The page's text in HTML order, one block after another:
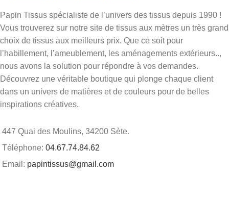
Papin Tissus spécialiste de l’univers des tissus depuis 1990 !
Vous trouverez sur notre site de tissus aux mètres un très grand
choix de tissus aux meilleurs prix. Que ce soit pour
l’habillement, l’ameublement, les aménagements extérieurs..,
nous avons la solution pour répondre à vos demandes.
Découvrez une véritable boutique qui plonge chaque client
dans un univers de matières et de couleurs pour de belles
inspirations créatives.
447 Quai des Moulins, 34200 Sète.
Téléphone: 04.67.74.84.62
Email: papintissus@gmail.com